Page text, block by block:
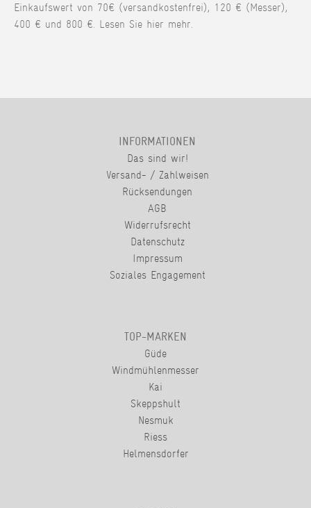
Einkaufswert von 70€ (versandkostenfrei), 120 € (Messer),
400 € und 800 €. Lesen Sie hier mehr.
INFORMATIONEN
Das sind wir!
Versand- / Zahlweisen
Rücksendungen
AGB
Widerrufsrecht
Datenschutz
Impressum
Soziales Engagement
TOP-MARKEN
Güde
Windmühlenmesser
Kai
Skeppshult
Nesmuk
Riess
Helmensdorfer